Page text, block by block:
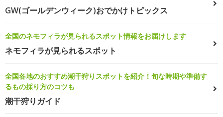
GW(ゴールデンウィーク)おでかけトピックス
全国のネモフィラが見られるスポット情報をお届けします
ネモフィラが見られるスポット
全国各地のおすすめ潮干狩りスポットを紹介！旬な時期や準備す
るもの採り方のコツも
潮干狩りガイド